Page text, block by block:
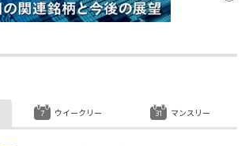
ウイークリー マンスリー